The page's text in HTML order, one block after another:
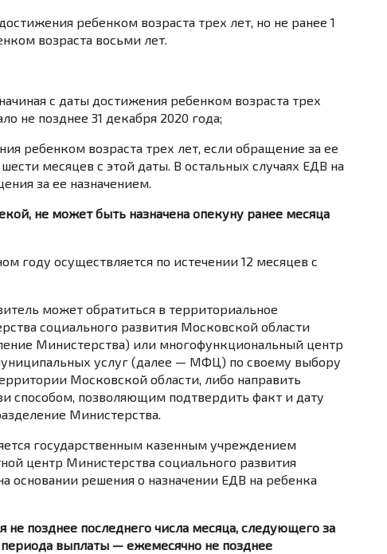
ребенком возраста трех лет, но не ранее 1
возраста восьми лет.
с даты достижения ребенком возраста трех
не позднее 31 декабря 2020 года;
ребенком возраста трех лет, если обращение за ее
месяцев с этой даты. В остальных случаях ЕДВ на
за ее назначением.
не может быть назначена опекуну ранее месяца
году осуществляется по истечении 12 месяцев с
может обратиться в территориальное
социального развития Московской области
Министерства) или многофункциональный центр
услуг (далее — МФЦ) по своему выбору
Московской области, либо направить
способом, позволяющим подтвердить факт и дату
Министерства.
государственным казенным учреждением
центр Министерства социального развития
основании решения о назначении ЕДВ на ребенка
не позднее последнего числа месяца, следующего за
выплаты — ежемесячно не позднее